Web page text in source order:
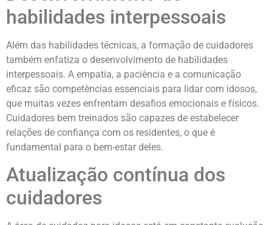
habilidades interpessoais
Além das habilidades técnicas, a formação de cuidadores
também enfatiza o desenvolvimento de habilidades
interpessoais. A empatia, a paciência e a comunicação
eficaz são competências essenciais para lidar com idosos,
que muitas vezes enfrentam desafios emocionais e físicos.
Cuidadores bem treinados são capazes de estabelecer
relações de confiança com os residentes, o que é
fundamental para o bem-estar deles.
Atualização contínua dos
cuidadores